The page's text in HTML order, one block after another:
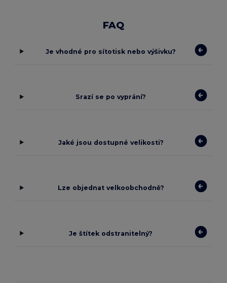
FAQ
Je vhodné pro sítotisk nebo výšivku?
Srazí se po vyprání?
Jaké jsou dostupné velikosti?
Lze objednat velkoobchodně?
Je štítek odstranitelný?